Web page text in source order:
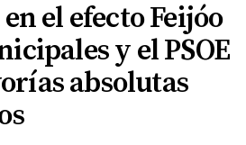
el efecto Feijóo
y el PSOE
absolutas